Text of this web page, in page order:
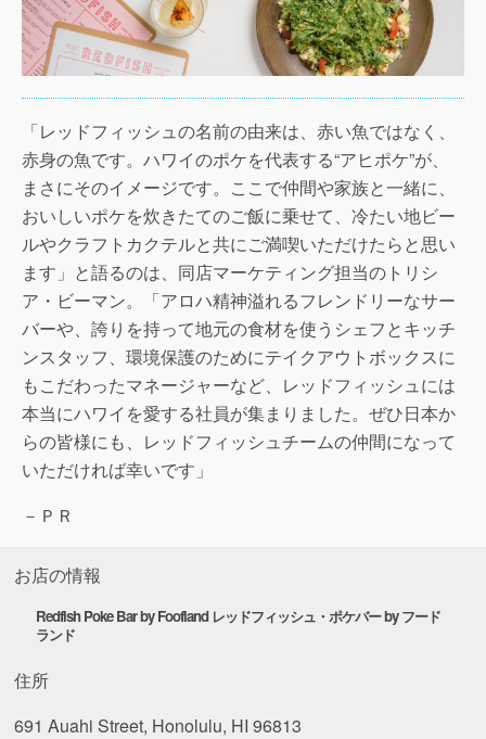
「レッドフィッシュの名前の由来は、赤い魚ではなく、
赤身の魚です。ハワイのポケを代表する“アヒポケ”が、
まさにそのイメージです。ここで仲間や家族と一緒に、
おいしいポケを炊きたてのご飯に乗せて、冷たい地ビー
ルやクラフトカクテルと共にご満喫いただけたらと思い
ます」と語るのは、同店マーケティング担当のトリシ
ア・ビーマン。「アロハ精神溢れるフレンドリーなサー
バーや、誇りを持って地元の食材を使うシェフとキッチ
ンスタッフ、環境保護のためにテイクアウトボックスに
もこだわったマネージャーなど、レッドフィッシュには
本当にハワイを愛する社員が集まりました。ぜひ日本か
らの皆様にも、レッドフィッシュチームの仲間になって
いただければ幸いです」
－ＰＲ
お店の情報
Redfish Poke Bar by Foofland レッドフィッシュ・ポケバー by フード
ランド
住所
691 Auahi Street, Honolulu, HI 96813